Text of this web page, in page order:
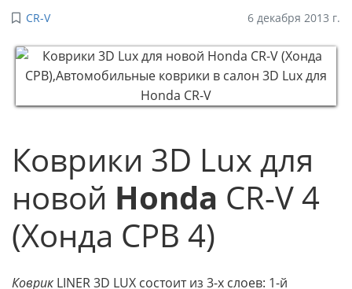
CR-V 6 декабря 2013 г.
Коврики 3D Lux для
новой Honda CR-V 4
(Хонда СРВ 4)
Коврик LINER 3D LUX состоит из 3-х слоев: 1-й